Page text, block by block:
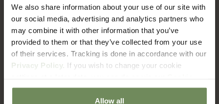
We also share information about your use of our site with
our social media, advertising and analytics partners who
may combine it with other information that you’ve
provided to them or that they’ve collected from your use
of their services. Tracking is done in accordance with our
Privacy Policy. If you wish to change your cookie
Policypage.
Allow all
In een rustige ruimte mag een boeket spreken. De
boeketten uit Summer Statements worden zorgvuldig
samengesteld uit bloemen met rijke details en
prachtige, zachte kleuren. Elke bloem wordt bewust
gekozen en in balans geplaatst, zodat het geheel een
natuurlijk statement vormt. Een boeket dat de ruimte
niet vult, maar versterkt. Quiet spaces, bold blooms.